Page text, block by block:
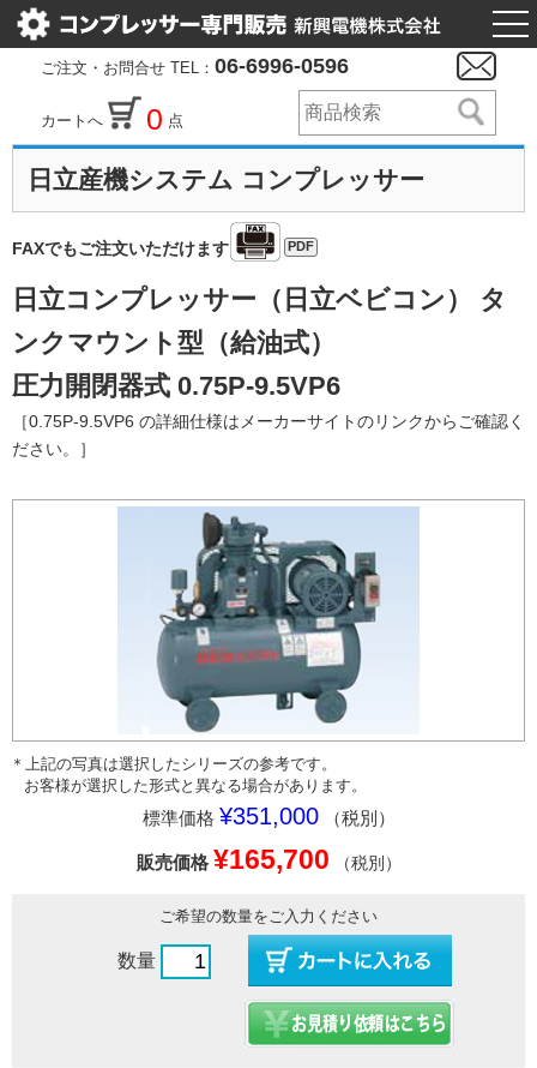
ご注文・お問合せ TEL： 06-6996-0596
カートへ 0 点
日立産機システム コンプレッサー
FAXでもご注文いただけます PDF
日立コンプレッサー（日立ベビコン） タ
ンクマウント型（給油式）
圧力開閉器式 0.75P-9.5VP6
［0.75P-9.5VP6 の詳細仕様はメーカーサイトのリンクからご確認く
ださい。］
＊上記の写真は選択したシリーズの参考です。
お客様が選択した形式と異なる場合があります。
標準価格 ¥351,000 （税別）
販売価格 ¥165,700 （税別）
ご希望の数量をご入力ください
数量